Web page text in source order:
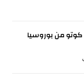
من بوروسيا